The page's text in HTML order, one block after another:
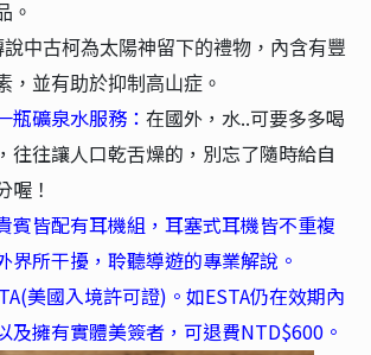
。
說中古柯為太陽神留下的禮物，內含有豐
，並有助於抑制高山症。
礦泉水服務： 在國外，水..可要多多喝
往往讓人口乾舌燥的，別忘了隨時給自
喔！
賓皆配有耳機組，耳塞式耳機皆不重複
界所干擾，聆聽導遊的專業解說。
美國入境許可證)。如ESTA仍在效期內
及擁有實體美簽者，可退費NTD$600。